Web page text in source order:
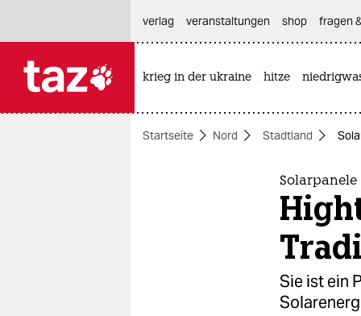
themen
verlag
veranstaltungen shop fragen
krieg in der ukraine hitze
Startseite Nord Stadtland
Sie ist ein